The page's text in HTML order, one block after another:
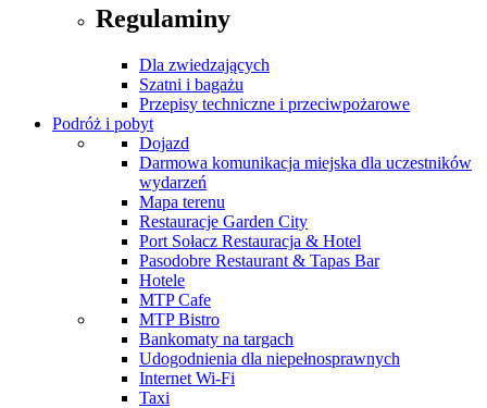
Regulaminy
Dla zwiedzających
Szatni i bagażu
Przepisy techniczne i przeciwpożarowe
Podróż i pobyt
Dojazd
Darmowa komunikacja miejska dla uczestników
wydarzeń
Mapa terenu
Restauracje Garden City
Port Sołacz Restauracja & Hotel
Pasodobre Restaurant & Tapas Bar
Hotele
MTP Cafe
MTP Bistro
Bankomaty na targach
Udogodnienia dla niepełnosprawnych
Internet Wi-Fi
Taxi